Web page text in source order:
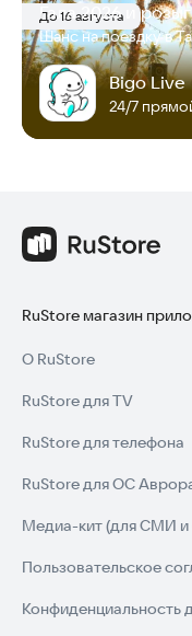
До 16 августа
Гала 2026 и
Шанс на поездку в
Bigo Live
24/7
RuStore магазин
О RuStore
RuStore для TV
RuStore для телефона
RuStore для ОС
Медиа-кит (для СМИ и
Пользовательское
Конфиденциальность